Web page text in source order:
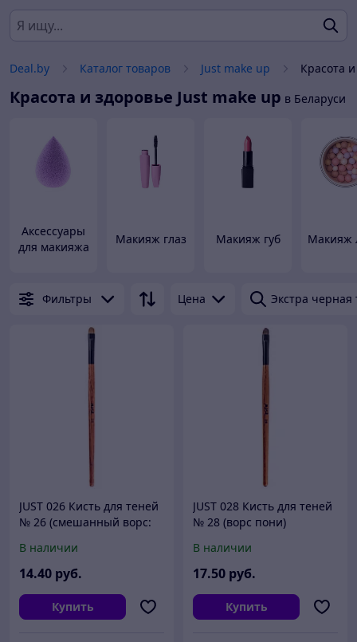
Deal.by Каталог товаров Just make up Красота
Красота и здоровье Just make up в Беларуси
Аксессуары
для макияжа
Макияж глаз Макияж губ Макияж
Фильтры Цена Экстра
JUST 026 Кисть для теней
№ 26 (смешанный ворс:
В наличии
14.40 руб.
Купить
JUST 028 Кисть для теней
№ 28 (ворс пони)
В наличии
17.50 руб.
Купить